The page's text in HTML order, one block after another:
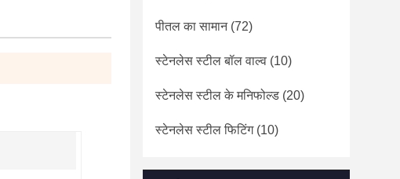
पीतल का सामान(72)
स्टेनलेस स्टील बॉल वाल्व (10)
स्टेनलेस स्टील के मनिफोल्ड (20)
स्टेनलेस स्टील फिटिंग(10)